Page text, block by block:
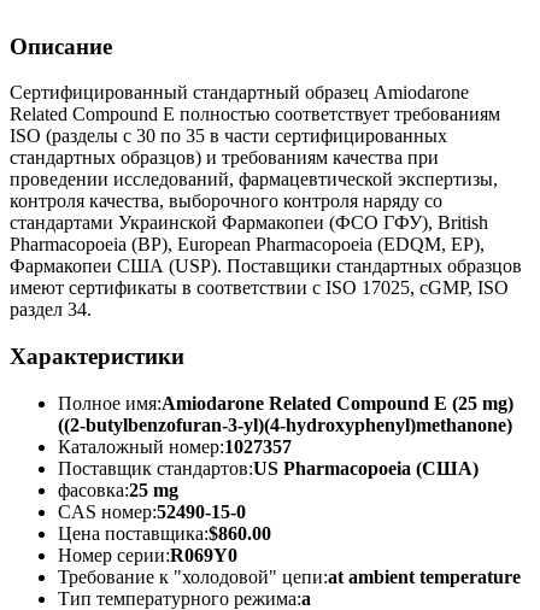
Описание
Сертифицированный стандартный образец Amiodarone
Related Compound E полностью соответствует требованиям
ISO (разделы с 30 по 35 в части сертифицированных
стандартных образцов) и требованиям качества при
проведении исследований, фармацевтической экспертизы,
контроля качества, выборочного контроля наряду со
стандартами Украинской Фармакопеи (ФСО ГФУ), British
Pharmacopoeia (BP), European Pharmacopoeia (EDQM, EP),
Фармакопеи США (USP). Поставщики стандартных образцов
имеют сертификаты в соответствии с ISO 17025, cGMP, ISO
раздел 34.
Характеристики
Полное имя:Amiodarone Related Compound E (25 mg)
((2-butylbenzofuran-3-yl)(4-hydroxyphenyl)methanone)
Каталожный номер:1027357
Поставщик стандартов:US Pharmacopoeia (США)
фасовка:25 mg
CAS номер:52490-15-0
Цена поставщика:$860.00
Номер серии:R069Y0
Требование к "холодовой" цепи:at ambient temperature
Тип температурного режима:a